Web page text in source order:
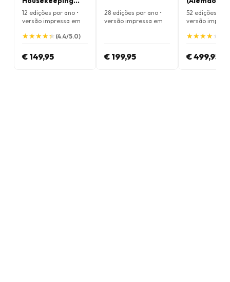
(UK) Magazine
12 edições por ano •
versão impressa em
★
★★
★★
★★
★★
★ (4.4/5.0)
€ 149,95
28 edições por ano •
versão impressa em
€ 199,95
52 edições por
versão
★
★★
★★
★★
★★★
€ 499,95